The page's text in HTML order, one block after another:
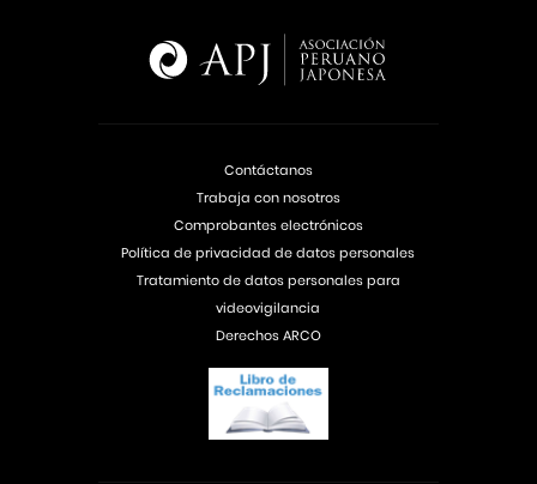
Contáctanos
Trabaja con nosotros
Comprobantes electrónicos
Política de privacidad de datos personales
Tratamiento de datos personales para
videovigilancia
Derechos ARCO